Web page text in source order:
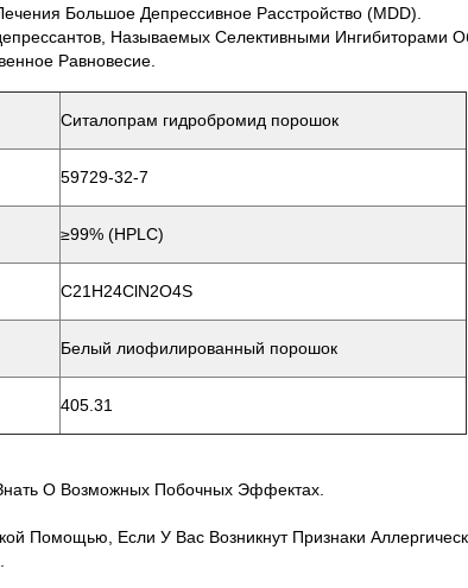
Большое Депрессивное Расстройство (MDD).
Называемых Селективными Ингибиторами
Равновесие.
Ситалопрам гидробромид порошок
59729-32-7
≥99% (HPLC)
C21H24ClN2O4S
Белый лиофилированный порошок
405.31
О Возможных Побочных Эффектах.
Помощью, Если У Вас Возникнут Признаки